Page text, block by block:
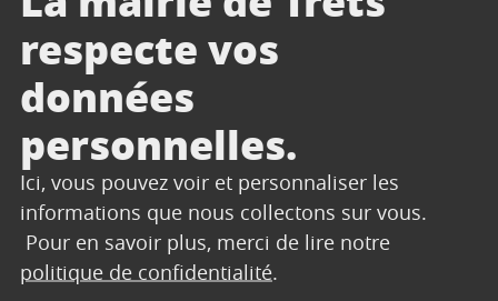
respecte vos
données
personnelles.
Ici, vous pouvez voir et personnaliser les
informations que nous collectons sur vous.
Pour en savoir plus, merci de lire notre
politique de confidentialité.
Télécharger
CENTRE COMMUNAL D'ACTION
SOCIALE
Pôle Solidarité -4 Cours Esquiros